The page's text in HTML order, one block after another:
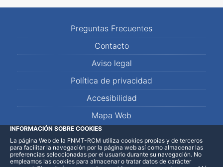
Preguntas Frecuentes
Contacto
Aviso legal
Política de privacidad
Accesibilidad
Mapa Web
LinkedInFacebookWhatsApp
INFORMACIÓN SOBRE COOKIES
La página Web de la FNMT-RCM utiliza cookies propias y de terceros
para facilitar la navegación por la página web así como almacenar las
preferencias seleccionadas por el usuario durante su navegación. No
empleamos las cookies para almacenar o tratar datos de carácter